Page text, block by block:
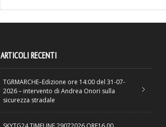
ARTICOLI RECENTI
TGRMARCHE–Edizione ore 14:00 del 31-07-
2026 – intervento di Andrea Onori sulla
sicurezza stradale